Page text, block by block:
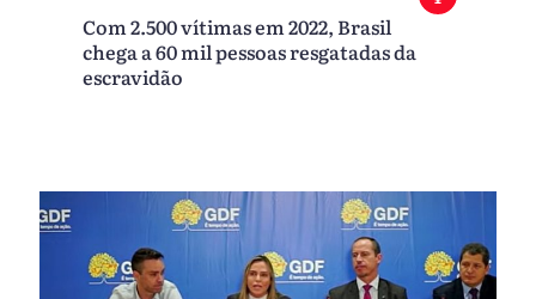
Com 2.500 vítimas em 2022, Brasil
chega a 60 mil pessoas resgatadas da
escravidão